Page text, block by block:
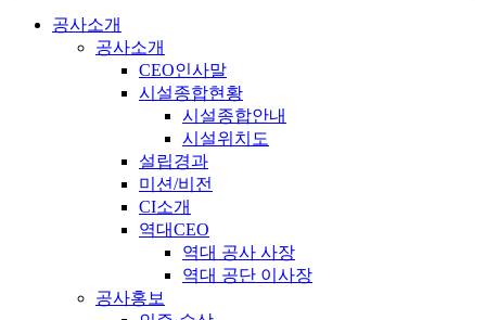
공사소개
공사소개
CEO인사말
시설종합현황
시설종합안내
시설위치도
설립경과
미션/비전
CI소개
역대CEO
역대 공사 사장
역대 공단 이사장
공사홍보